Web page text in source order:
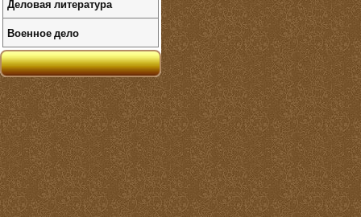
Деловая литература
Военное дело